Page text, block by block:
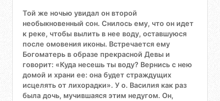
Той же ночью увидал он второй
необыкновенный сон. Снилось ему, что он идет
к реке, чтобы вылить в нее воду, оставшуюся
после омовения иконы. Встречается ему
Богоматерь в образе прекрасной Девы и
говорит: «Куда несешь ты воду? Вернись с нею
домой и храни ее: она будет страждущих
исцелять от лихорадки». У о. Василия как раз
была дочь, мучившаяся этим недугом. Он,